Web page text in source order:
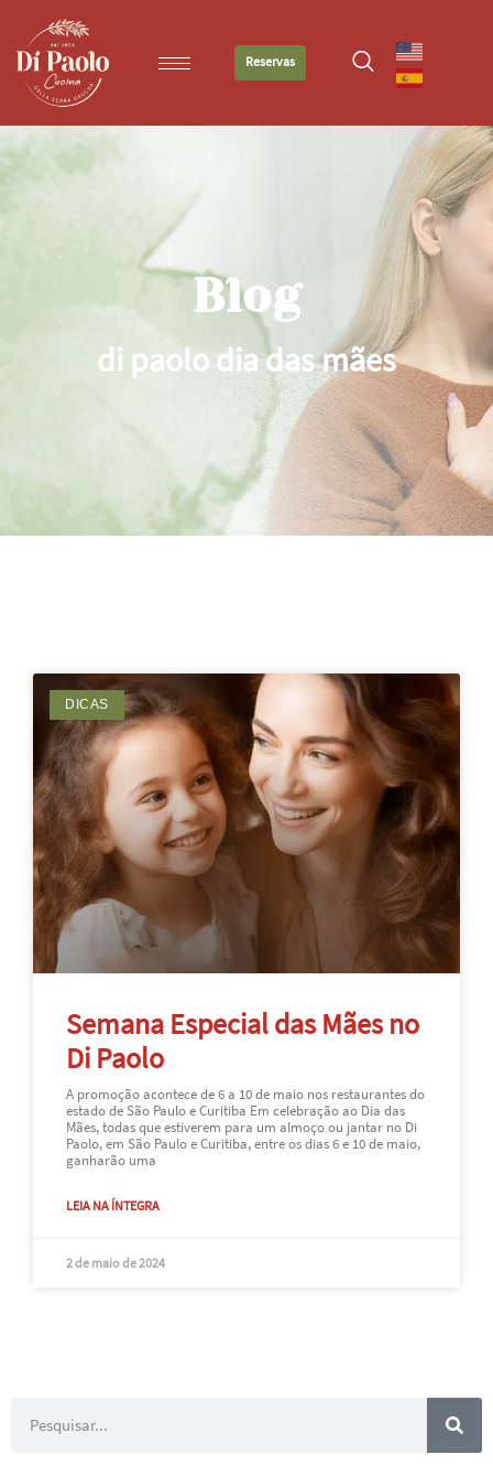
Reservas
Blog
di paolo dia das mães
DICAS
Semana Especial das Mães no
Di Paolo
A promoção acontece de 6 a 10 de maio nos restaurantes do
estado de São Paulo e Curitiba Em celebração ao Dia das
Mães, todas que estiverem para um almoço ou jantar no Di
Paolo, em São Paulo e Curitiba, entre os dias 6 e 10 de maio,
ganharão uma
LEIA NA ÍNTEGRA
2 de maio de 2024